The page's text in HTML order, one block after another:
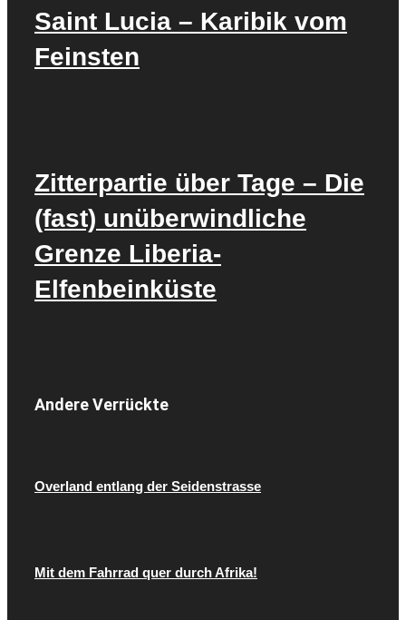
Saint Lucia – Karibik vom
Feinsten
Zitterpartie über Tage – Die
(fast) unüberwindliche
Grenze Liberia-
Elfenbeinküste
Andere Verrückte
Overland entlang der Seidenstrasse
Mit dem Fahrrad quer durch Afrika!